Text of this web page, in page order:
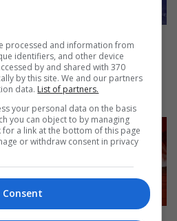
E dhimbshme, 38-vjeçari nga
Kosova humb jetën në një
aksident me motoçikletë në
Mirditë
processed and information from
identifiers, and other device
by and shared with 370
by this site. We and our partners
data. List of partners.
your personal data on the basis
you can object to by managing
a link at the bottom of this page
or withdraw consent in privacy
Consent